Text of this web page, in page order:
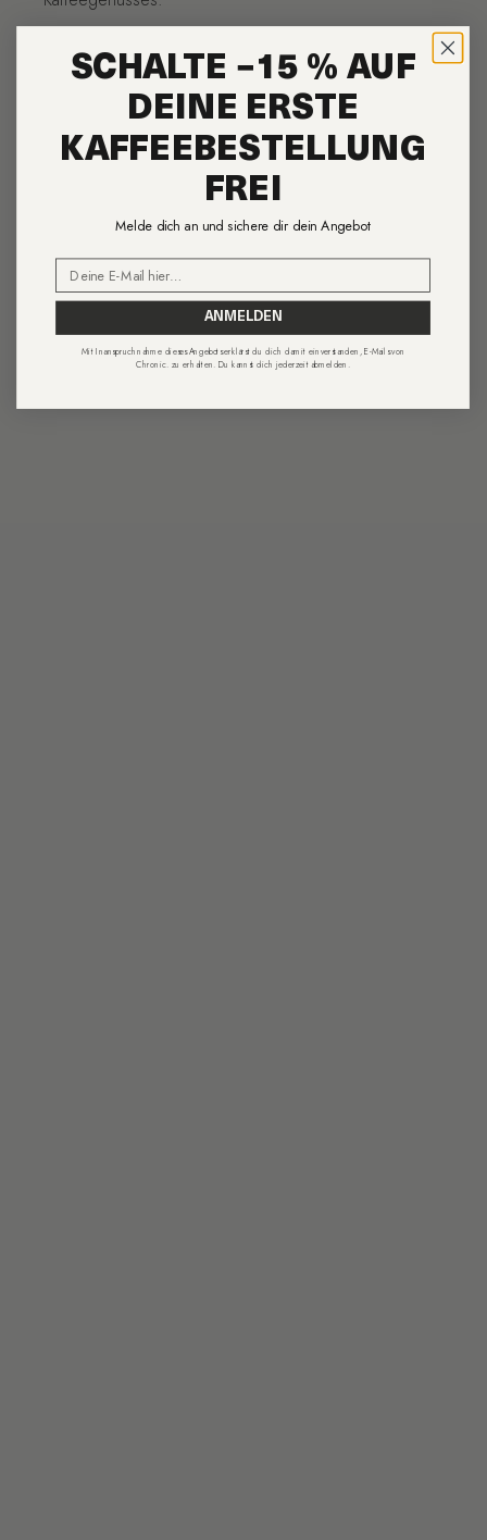
SCHALTE −15 % AUF
DEINE ERSTE
KAFFEEBESTELLUNG
FREI
Melde dich an und sichere dir dein Angebot
Email
ANMELDEN
Mit Inanspruchnahme dieses Angebots erklärst du dich damit einverstanden, E-Mails von
Chronic. zu erhalten. Du kannst dich jederzeit abmelden.